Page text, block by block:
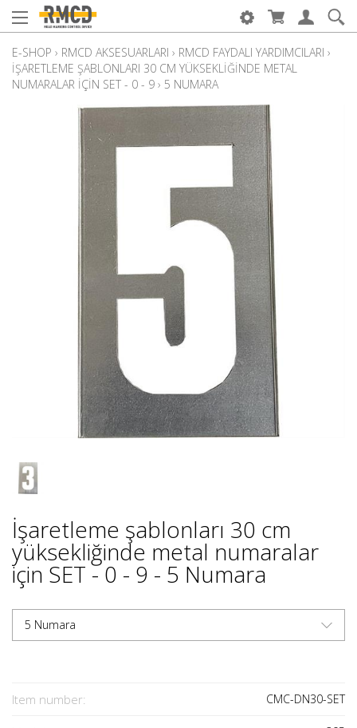
E-SHOP › RMCD AKSESUARLARI › RMCD FAYDALI YARDIMCILARI ›
İŞARETLEME ŞABLONLARI 30 CM YÜKSEKLIĞINDE METAL
NUMARALAR IÇIN SET - 0 - 9 › 5 NUMARA
İşaretleme şablonları 30 cm
yüksekliğinde metal numaralar
için SET - 0 - 9 - 5 Numara
5 Numara
Item number: CMC-DN30-SET